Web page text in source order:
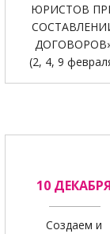
ЮРИСТОВ
(2, 4, 9
10
Создаем и